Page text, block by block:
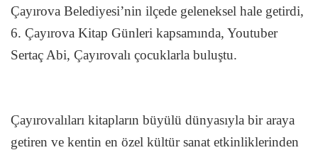
Çayırova Belediyesi’nin ilçede geleneksel hale getirdi,
6. Çayırova Kitap Günleri kapsamında, Youtuber
Sertaç Abi, Çayırovalı çocuklarla buluştu.
Çayırovalıları kitapların büyülü dünyasıyla bir araya
getiren ve kentin en özel kültür sanat etkinliklerinden